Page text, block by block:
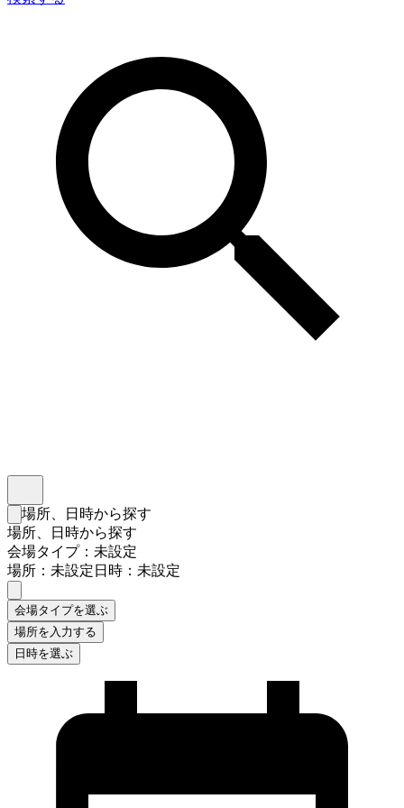
検索フォームを閉じる
場所、日時から探す
場所、日時から探す
会場タイプ：未設定
場所：未設定日時：未設定
会場タイプを選ぶ
場所を入力する
日時を選ぶ